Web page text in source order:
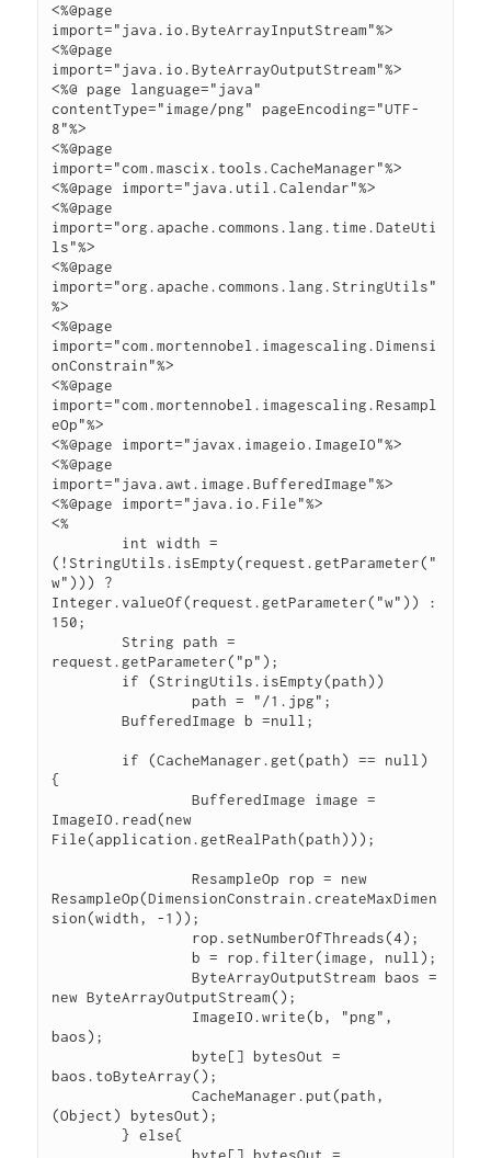
<%@page
import="java.io.ByteArrayInputStream"%>
<%@page
import="java.io.ByteArrayOutputStream"%>
<%@ page language="java"
contentType="image/png" pageEncoding="UTF-
8"%>
<%@page
import="com.mascix.tools.CacheManager"%>
<%@page import="java.util.Calendar"%>
<%@page
import="org.apache.commons.lang.time.DateUti
ls"%>
<%@page
import="org.apache.commons.lang.StringUtils"
%>
<%@page
import="com.mortennobel.imagescaling.Dimensi
onConstrain"%>
<%@page
import="com.mortennobel.imagescaling.Resampl
eOp"%>
<%@page import="javax.imageio.ImageIO"%>
<%@page
import="java.awt.image.BufferedImage"%>
<%@page import="java.io.File"%>
<%
(!StringUtils.isEmpty(request.getParameter("
w"))) ?
Integer.valueOf(request.getParameter("w")) :
150;
request.getParameter("p");
	if (StringUtils.isEmpty(path))
		path = "/1.jpg";
	BufferedImage b =null;
{
		BufferedImage image =
ImageIO.read(new
File(application.getRealPath(path)));
		ResampleOp rop = new
ResampleOp(DimensionConstrain.createMaxDimen
sion(width, -1));
		rop.setNumberOfThreads(4);
		b = rop.filter(image, null);
		ByteArrayOutputStream baos =
new ByteArrayOutputStream();
baos);
baos.toByteArray();
		CacheManager.put(path,
(Object) bytesOut);
	} else{